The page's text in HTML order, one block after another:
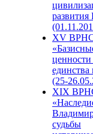
развития
XV
единства
(25-
XIX
судьбы